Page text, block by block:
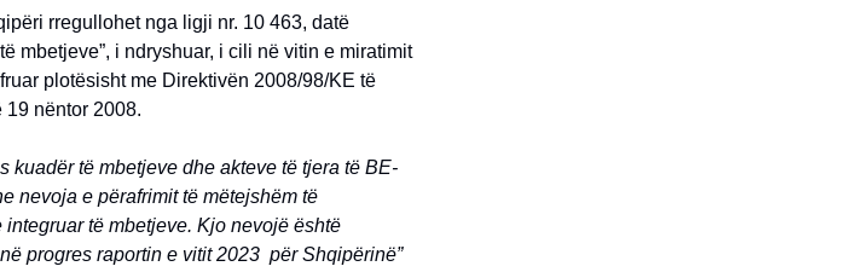
rregullohet nga ligji nr. 10 463, datë
mbetjeve”, i ndryshuar, i cili në vitin e miratimit
plotësisht me Direktivën 2008/98/KE të
nëntor 2008.
kuadër të mbetjeve dhe akteve të tjera të BE-
nevoja e përafrimit të mëtejshëm të
të mbetjeve. Kjo nevojë është
progres raportin e vitit 2023 për Shqipërinë”